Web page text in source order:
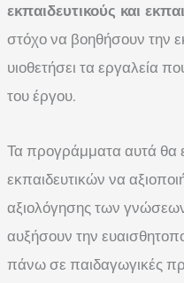
εκπαιδευτικούς και
στόχο να βοηθήσουν την
υιοθετήσει τα εργαλεία
του έργου.
Τα προγράμματα αυτά θα
εκπαιδευτικών να
αξιολόγησης των
αυξήσουν την
πάνω σε παιδαγωγικές